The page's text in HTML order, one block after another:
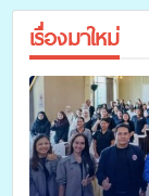
เรื่องมาใหม่